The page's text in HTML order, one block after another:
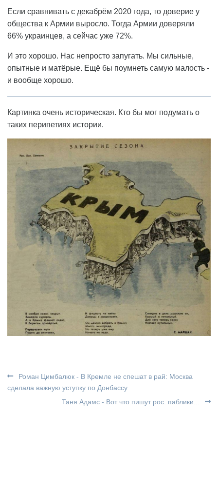
Если сравнивать с декабрём 2020 года, то доверие у
общества к Армии выросло. Тогда Армии доверяли
66% украинцев, а сейчас уже 72%.
И это хорошо. Нас непросто запугать. Мы сильные,
опытные и матёрые. Ещё бы поумнеть самую малость -
и вообще хорошо.
Картинка очень историческая. Кто бы мог подумать о
таких перипетиях истории.
Роман Цимбалюк - В Кремле не спешат в рай: Москва
сделала важную уступку по Донбассу
Таня Адамс - Вот что пишут рос. паблики...